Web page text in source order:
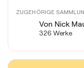
ZUGEHÖRIGE
Von Nick
326 Werke